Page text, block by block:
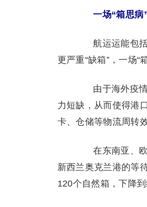
一场“箱思病
航运运能包括
更严重“缺箱”，一场“
由于海外疫情
力短缺，从而使得港
卡、仓储等物流周转
在东南亚、欧
新西兰奥克兰港的等
120个自然箱，下降到